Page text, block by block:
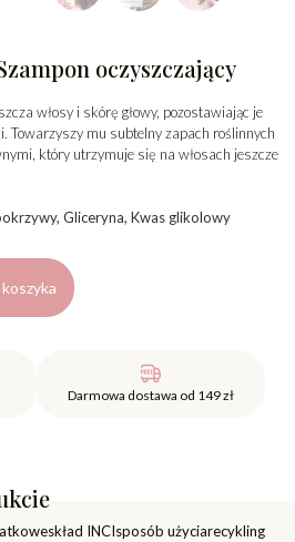
oczyszczający
włosy i skórę głowy, pozostawiając je
Towarzyszy mu subtelny zapach roślinnych
który utrzymuje się na włosach jeszcze
Gliceryna, Kwas glikolowy
Darmowa dostawa od 149 zł
skład INCIsposób użyciarecykling